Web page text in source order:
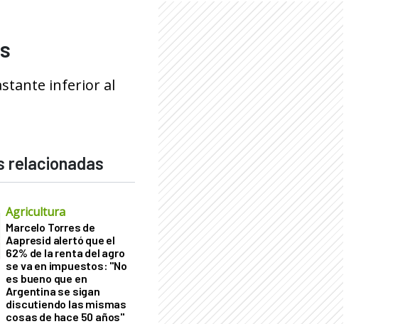
inferior al
relacionadas
Agricultura
Marcelo Torres de
Aapresid alertó que el
62% de la renta del agro
se va en impuestos: "No
es bueno que en
Argentina se sigan
discutiendo las mismas
cosas de hace 50 años"